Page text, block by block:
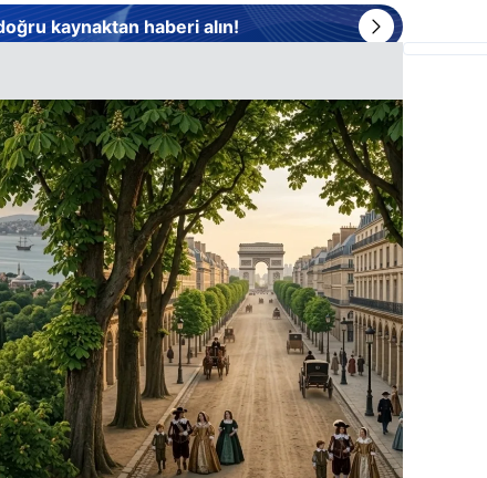
kaynaktan haberi alın!